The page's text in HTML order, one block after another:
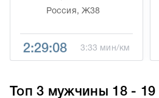
Россия, Ж38
2:29:08 3:33 мин/км
Топ 3 мужчины 18 - 19